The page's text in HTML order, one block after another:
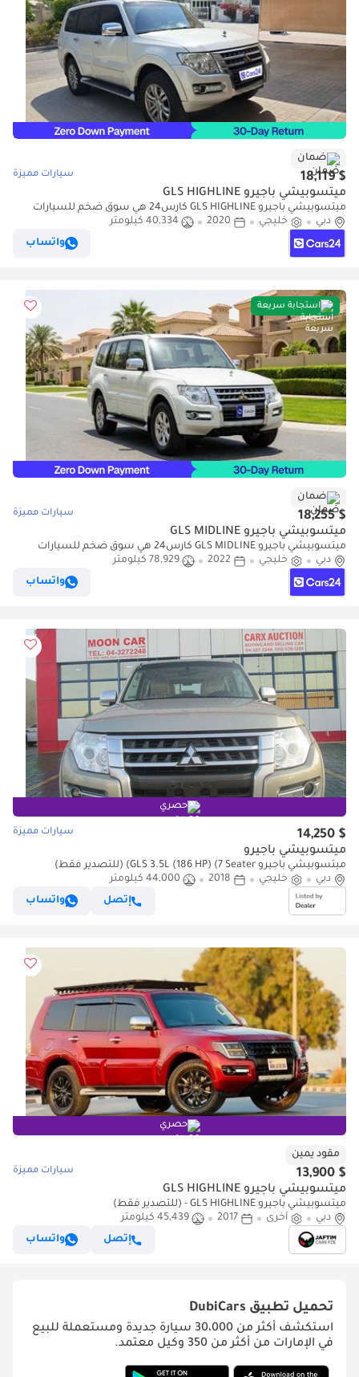
ضمان
$ 18,119 سيارات مميزة
ميتسوبيشي باجيرو GLS HIGHLINE
ميتسوبيشي باجيرو GLS HIGHLINE كارس24 هي سوق ضخم للسيارات
المستعملة موثوق ومضمون ٪كارس24 هي سوق ضخم للسيارات
المستعملة موثوق ومضمون
دبي خليجي 2020
40,334 كيلومتر
واتساب
استجابة سريعة
ضمان
$ 18,255 سيارات مميزة
ميتسوبيشي باجيرو GLS MIDLINE
ميتسوبيشي باجيرو GLS MIDLINE كارس24 هي سوق ضخم للسيارات
المستعملة موثوق ومضمون ٪كارس24 هي سوق ضخم للسيارات
المستعملة موثوق ومضمون
دبي خليجي 2022
78,929 كيلومتر
واتساب
حصري
$ 14,250 سيارات مميزة
ميتسوبيشي باجيرو
ميتسوبيشي باجيرو GLS 3.5L (186 HP) (7 Seater) (للتصدير فقط)
دبي
خليجي 2018
44,000 كيلومتر
إتصل
واتساب
حصري
مقود يمين
$ 13,900 سيارات مميزة
ميتسوبيشي باجيرو GLS HIGHLINE
ميتسوبيشي باجيرو GLS HIGHLINE - (للتصدير فقط)
دبي
أخرى 2017
45,439 كيلومتر
إتصل
واتساب
تحميل تطبيق DubiCars
استكشف أكثر من 30،000 سيارة جديدة ومستعملة للبيع
في الإمارات من أكثر من 350 وكيل معتمد.